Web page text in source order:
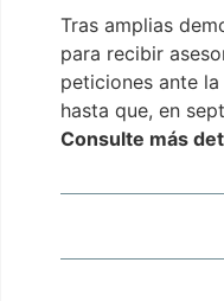
Tras amplias
para recibir
peticiones ante
hasta que, en
Consulte más